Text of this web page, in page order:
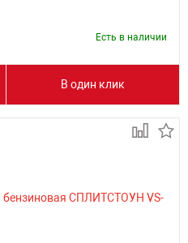
Есть в наличии
В один клик